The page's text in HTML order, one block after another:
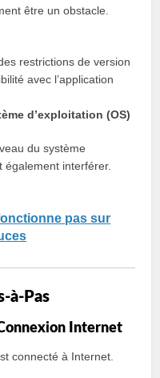
être un obstacle.
restrictions de version
avec l’application
d’exploitation (OS)
du système
également interférer.
pas sur
à-Pas
Internet
connecté à Internet.